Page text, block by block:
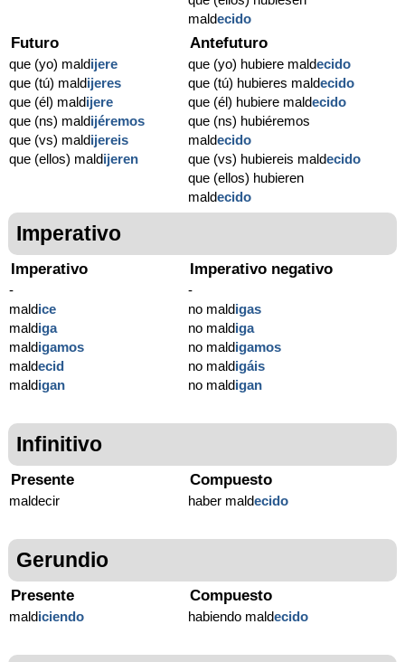
maldecido
Futuro
que (yo) maldijere
que (tú) maldijeres
que (él) maldijere
que (ns) maldijéremos
que (vs) maldijereis
que (ellos) maldijeren
Antefuturo
que (yo) hubiere maldecido
que (tú) hubieres maldecido
que (él) hubiere maldecido
que (ns) hubiéremos
maldecido
que (vs) hubiereis maldecido
que (ellos) hubieren
maldecido
Imperativo
Imperativo
-
maldice
maldiga
maldigamos
maldecid
maldigan
Imperativo negativo
-
no maldigas
no maldiga
no maldigamos
no maldigáis
no maldigan
Infinitivo
Presente
maldecir
Compuesto
haber maldecido
Gerundio
Presente
maldiciendo
Compuesto
habiendo maldecido